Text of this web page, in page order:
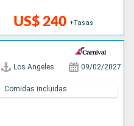
US$ 240 +Tasas
Los Angeles 09/02/2027
Comidas incluidas